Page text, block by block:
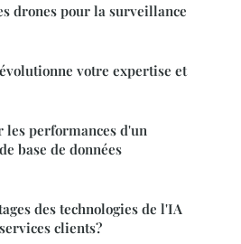
drones pour la surveillance
votre expertise et
performances d'un
base de données
des technologies de l'IA
clients?